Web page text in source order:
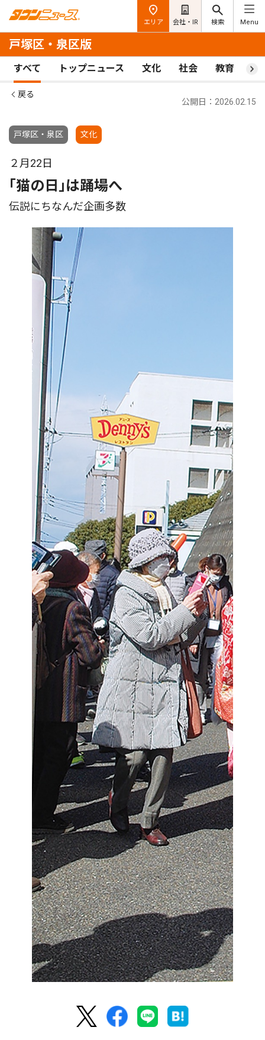
エリア 会社・IR 検索 Menu
戸塚区・泉区版
すべて トップニュース 文化 社会 教育 ス
戻る
戸塚区・泉区 文化
公開日：2026.02.15
２月22日
｢猫の日｣は踊場へ
伝説にちなんだ企画多数